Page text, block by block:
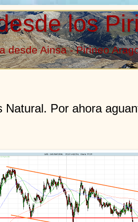
los
desde Ainsa - Pirineo
Natural. Por ahora